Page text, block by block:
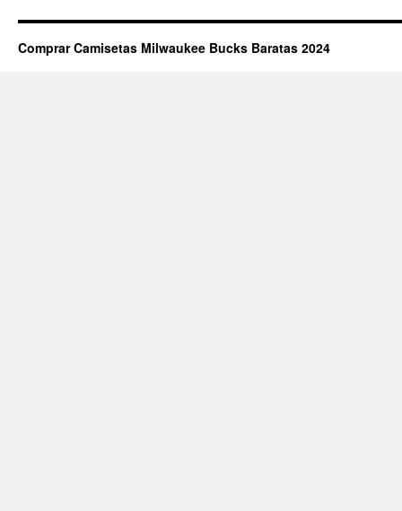
Comprar Camisetas Milwaukee Bucks Baratas 2024